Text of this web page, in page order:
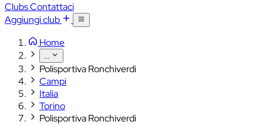
ClubsContattaci
Aggiungi club
Home
...
Polisportiva Ronchiverdi
Campi
Italia
Torino
Polisportiva Ronchiverdi